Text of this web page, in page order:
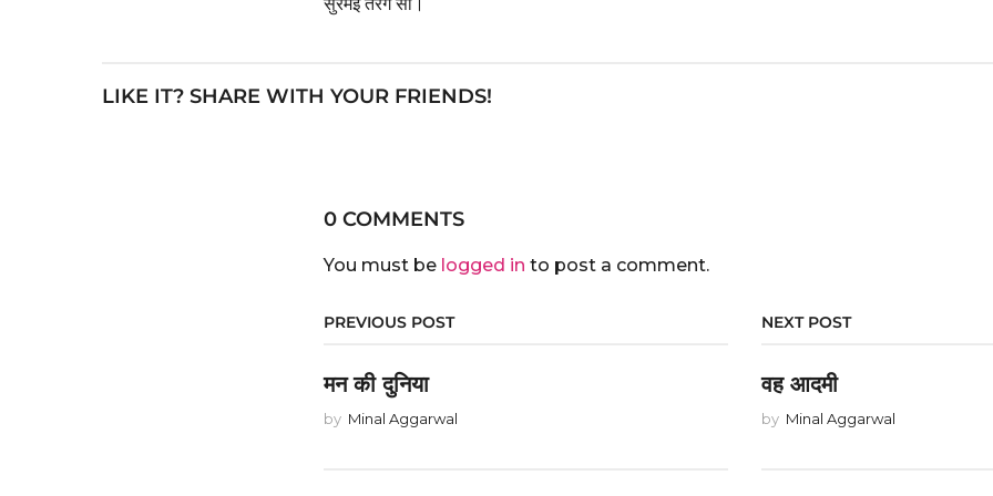
LIKE IT? SHARE WITH YOUR FRIENDS!
0 COMMENTS
You must be logged in to post a comment.
PREVIOUS POST
मन की दुनिया
by Minal Aggarwal
NEXT POST
वह आदमी
by Minal Aggarwal